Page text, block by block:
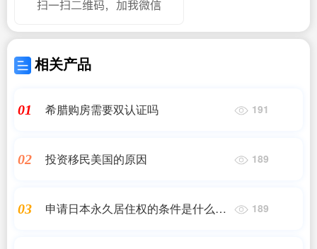
相关产品
01 希腊购房需要双认证吗 191
02 投资移民美国的原因 189
03
申请日本永久居住权的条件是什么呢
189